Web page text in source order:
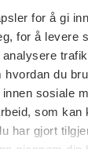
for å gi
for å levere
du
sosiale
som kan
har gjort
Yamamoto